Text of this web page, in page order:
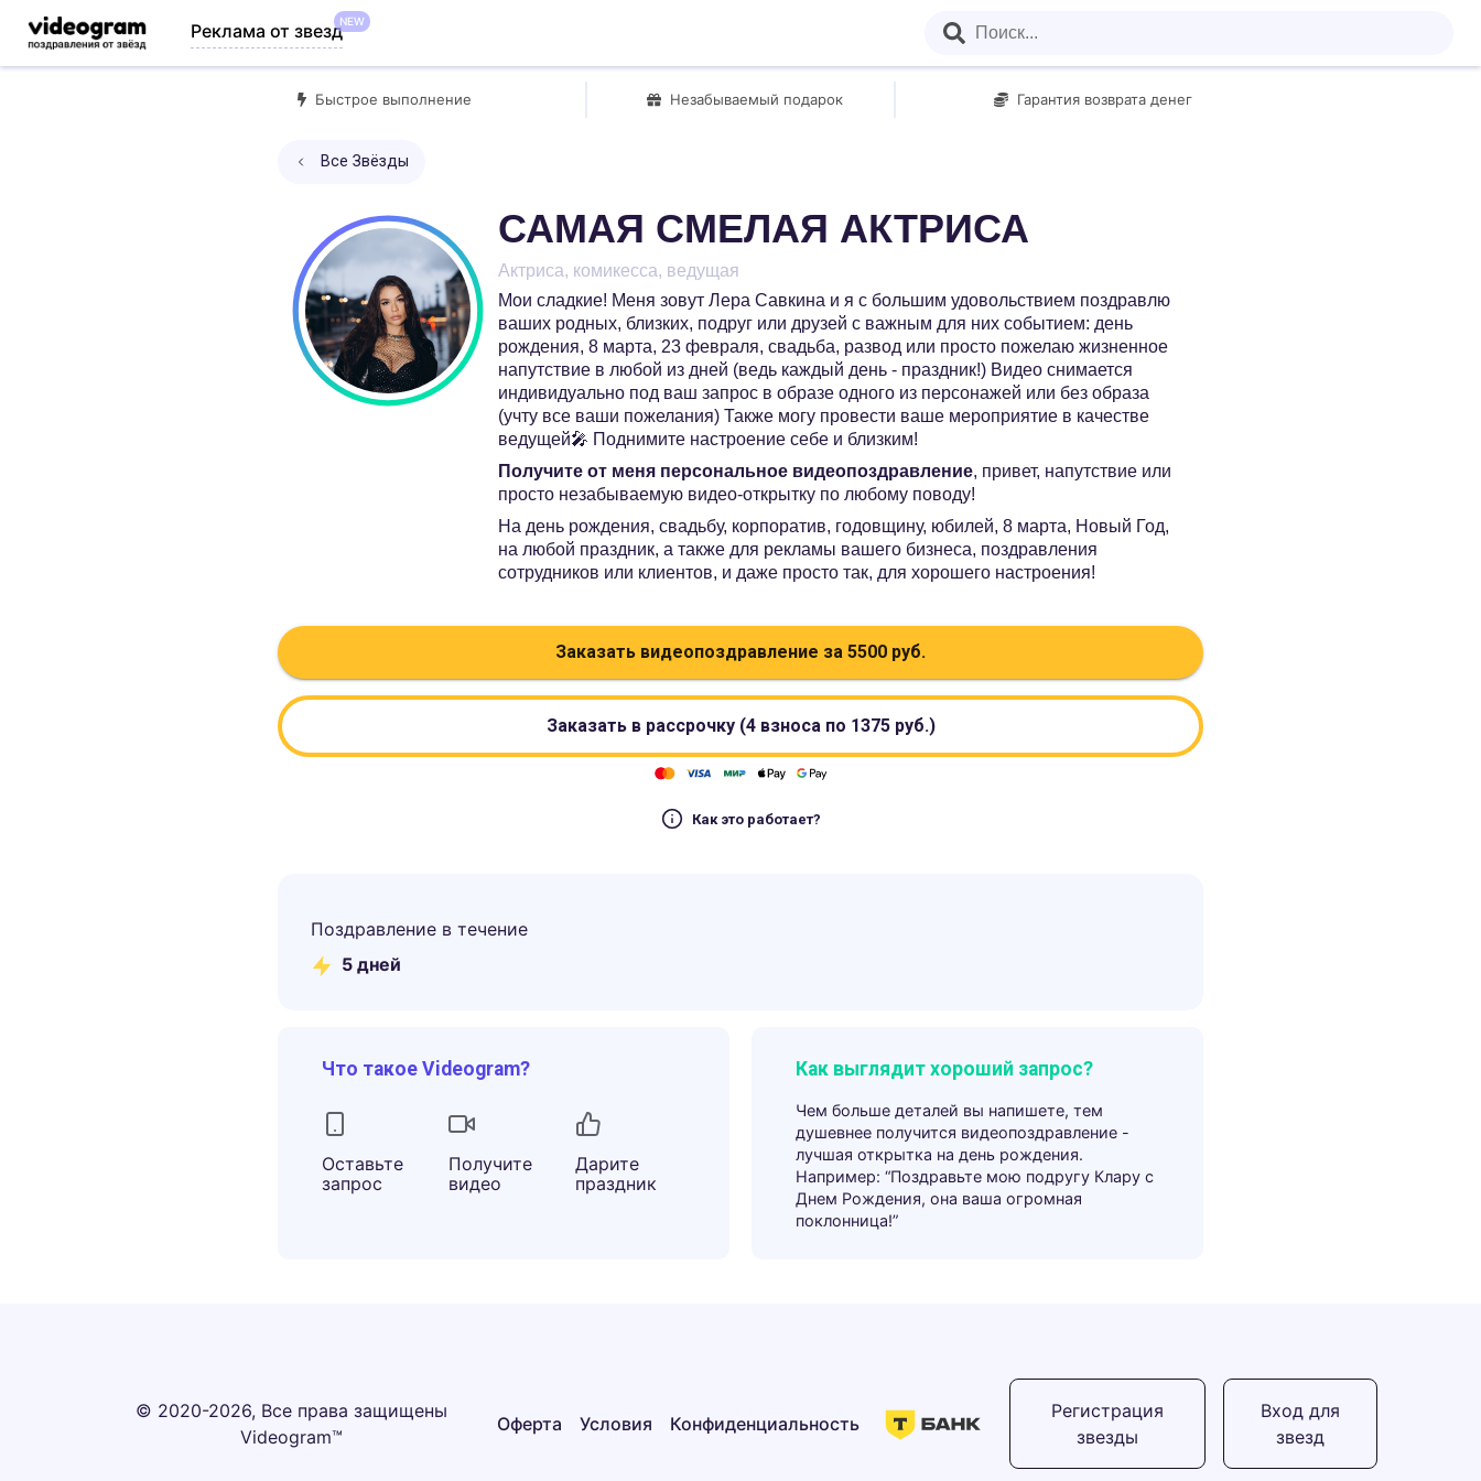
Реклама от звездNEW
Быстрое выполнение Незабываемый подарок Гарантия возврата денег
Все Звёзды
САМАЯ СМЕЛАЯ АКТРИСА
Актриса, комикесса, ведущая
Мои сладкие! Меня зовут Лера Савкина и я с большим удовольствием поздравлю
ваших родных, близких, подруг или друзей с важным для них событием: день
рождения, 8 марта, 23 февраля, свадьба, развод или просто пожелаю жизненное
напутствие в любой из дней (ведь каждый день - праздник!) Видео снимается
индивидуально под ваш запрос в образе одного из персонажей или без образа
(учту все ваши пожелания) Также могу провести ваше мероприятие в качестве
ведущей🎤 Поднимите настроение себе и близким!
Получите от меня персональное видеопоздравление, привет, напутствие или
просто незабываемую видео-открытку по любому поводу!
На день рождения, свадьбу, корпоратив, годовщину, юбилей, 8 марта, Новый Год,
на любой праздник, а также для рекламы вашего бизнеса, поздравления
сотрудников или клиентов, и даже просто так, для хорошего настроения!
Заказать видеопоздравление за 5500 руб.
Заказать в рассрочку (4 взноса по 1375руб.)
Как это работает?
Поздравление в течение
5 дней
Что такое Videogram?
Оставьте
запрос
Получите
видео
Дарите
праздник
Как выглядит хороший запрос?
Чем больше деталей вы напишете, тем
душевнее получится видеопоздравление -
лучшая открытка на день рождения.
Например: “Поздравьте мою подругу Клару с
Днем Рождения, она ваша огромная
поклонница!”
© 2020-2026, Все права защищены
Videogram™
Оферта Условия Конфиденциальность
Регистрация
звезды
Вход для
звезд